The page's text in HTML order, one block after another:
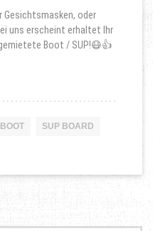
Gesichtsmasken, oder
uns erscheint erhaltet Ihr
Boot / SUP!😷👍
GESICHTSMASKEN /
SUP BOARD